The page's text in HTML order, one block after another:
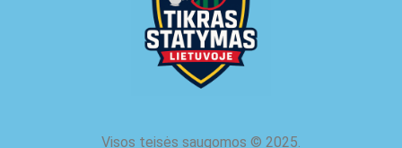
Visos teisės saugomos © 2025.